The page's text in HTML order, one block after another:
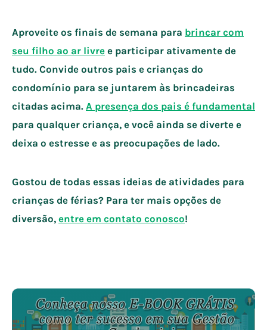
Aproveite os finais de semana para brincar com
seu filho ao ar livre e participar ativamente de
tudo. Convide outros pais e crianças do
condomínio para se juntarem às brincadeiras
citadas acima. A presença dos pais é fundamental
para qualquer criança, e você ainda se diverte e
deixa o estresse e as preocupações de lado.
Gostou de todas essas ideias de atividades para
crianças de férias? Para ter mais opções de
diversão, entre em contato conosco!